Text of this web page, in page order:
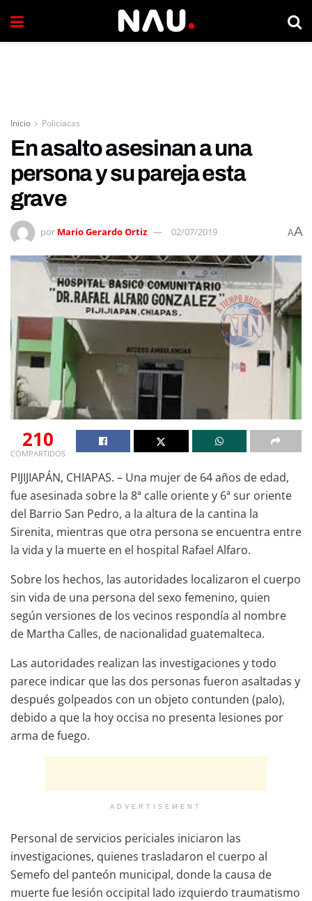
Inicio Policiacas
En asalto asesinan a una
persona y su pareja esta
grave
por Mario Gerardo Ortiz 02/07/2019 AA
210
COMPARTIDOS
PIJIJIAPÁN, CHIAPAS. – Una mujer de 64 años de edad,
fue asesinada sobre la 8ª calle oriente y 6ª sur oriente
del Barrio San Pedro, a la altura de la cantina la
Sirenita, mientras que otra persona se encuentra entre
la vida y la muerte en el hospital Rafael Alfaro.
Sobre los hechos, las autoridades localizaron el cuerpo
sin vida de una persona del sexo femenino, quien
según versiones de los vecinos respondía al nombre
de Martha Calles, de nacionalidad guatemalteca.
Las autoridades realizan las investigaciones y todo
parece indicar que las dos personas fueron asaltadas y
después golpeados con un objeto contunden (palo),
debido a que la hoy occisa no presenta lesiones por
arma de fuego.
ADVERTISEMENT
Personal de servicios periciales iniciaron las
investigaciones, quienes trasladaron el cuerpo al
Semefo del panteón municipal, donde la causa de
muerte fue lesión occipital lado izquierdo traumatismo